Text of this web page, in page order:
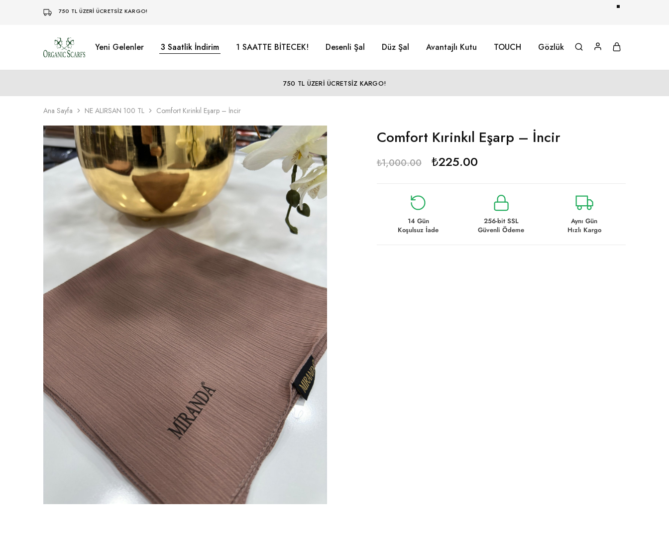
750 TL ÜZERİ ÜCRETSİZ KARGO!
Organikscarf Yeni Gelenler 3 Saatlik İndirim 1 SAATTE BİTECEK! Desenli Şal Düz Şal Avantajlı Kutu TOUCH Gözlük
750 TL ÜZERİ ÜCRETSİZ KARGO!
Ana Sayfa NE ALIRSAN 100 TL Comfort Kırinkıl Eşarp – İncir
Comfort Kırinkıl Eşarp – İncir
₺1,000.00 ₺225.00
14 Gün
Koşulsuz İade
256-bit SSL
Güvenli Ödeme
Aynı Gün
Hızlı Kargo